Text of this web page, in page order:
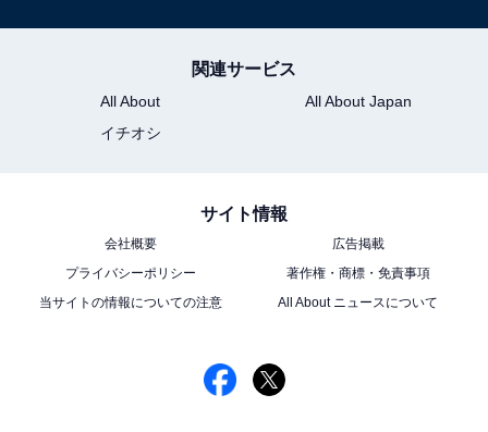
関連サービス
All About
All About Japan
イチオシ
サイト情報
会社概要
広告掲載
プライバシーポリシー
著作権・商標・免責事項
当サイトの情報についての注意
All About ニュースについて